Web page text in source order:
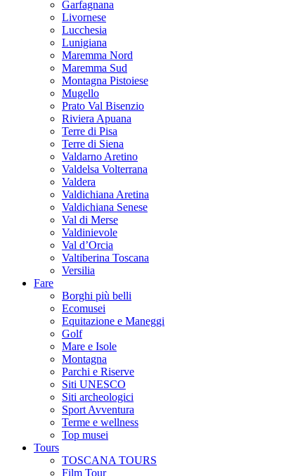
Garfagnana
Livornese
Lucchesia
Lunigiana
Maremma Nord
Maremma Sud
Montagna Pistoiese
Mugello
Prato Val Bisenzio
Riviera Apuana
Terre di Pisa
Terre di Siena
Valdarno Aretino
Valdelsa Volterrana
Valdera
Valdichiana Aretina
Valdichiana Senese
Val di Merse
Valdinievole
Val d’Orcia
Valtiberina Toscana
Versilia
Fare
Borghi più belli
Ecomusei
Equitazione e Maneggi
Golf
Mare e Isole
Montagna
Parchi e Riserve
Siti UNESCO
Siti archeologici
Sport Avventura
Terme e wellness
Top musei
Tours
TOSCANA TOURS
Film Tour